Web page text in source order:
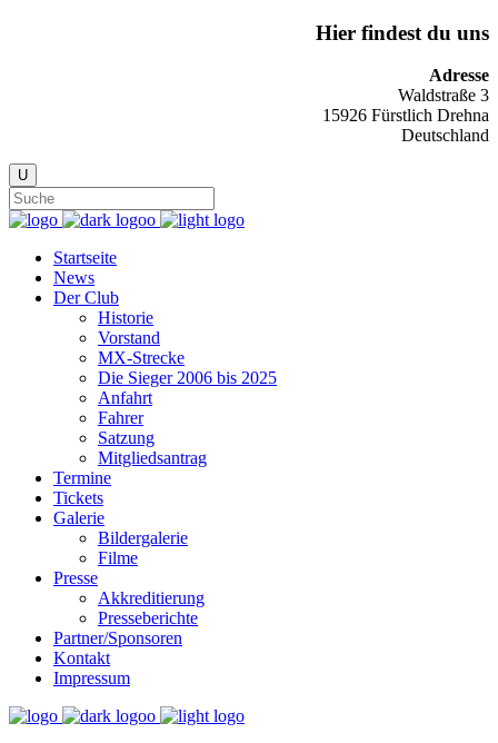
Hier findest du uns
Adresse
Waldstraße 3
15926 Fürstlich Drehna
Deutschland
Startseite
News
Der Club
Historie
Vorstand
MX-Strecke
Die Sieger 2006 bis 2025
Anfahrt
Fahrer
Satzung
Mitgliedsantrag
Termine
Tickets
Galerie
Bildergalerie
Filme
Presse
Akkreditierung
Presseberichte
Partner/Sponsoren
Kontakt
Impressum